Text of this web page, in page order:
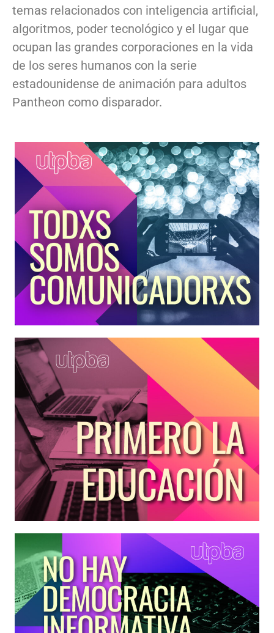
temas relacionados con inteligencia artificial,
algoritmos, poder tecnológico y el lugar que
ocupan las grandes corporaciones en la vida
de los seres humanos con la serie
estadounidense de animación para adultos
Pantheon como disparador.